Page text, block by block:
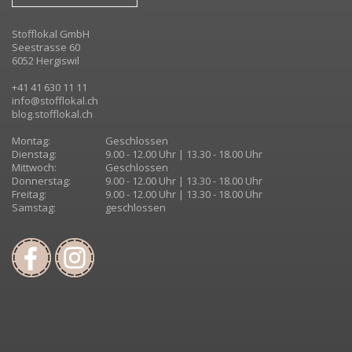
Stofflokal GmbH
Seestrasse 60
6052 Hergiswil
+41 41 630 11 11
info@stofflokal.ch
blog.stofflokal.ch
Montag:
Geschlossen
Dienstag:
9.00 - 12.00 Uhr | 13.30 - 18.00 Uhr
Mittwoch:
Geschlossen
Donnerstag:
9.00 - 12.00 Uhr | 13.30 - 18.00 Uhr
Freitag:
9.00 - 12.00 Uhr | 13.30 - 18.00 Uhr
Samstag:
geschlossen